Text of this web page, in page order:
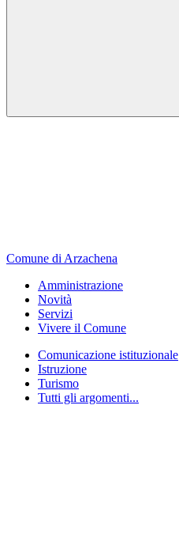
Comune di Arzachena
Amministrazione
Novità
Servizi
Vivere il Comune
Comunicazione istituzionale
Istruzione
Turismo
Tutti gli argomenti...